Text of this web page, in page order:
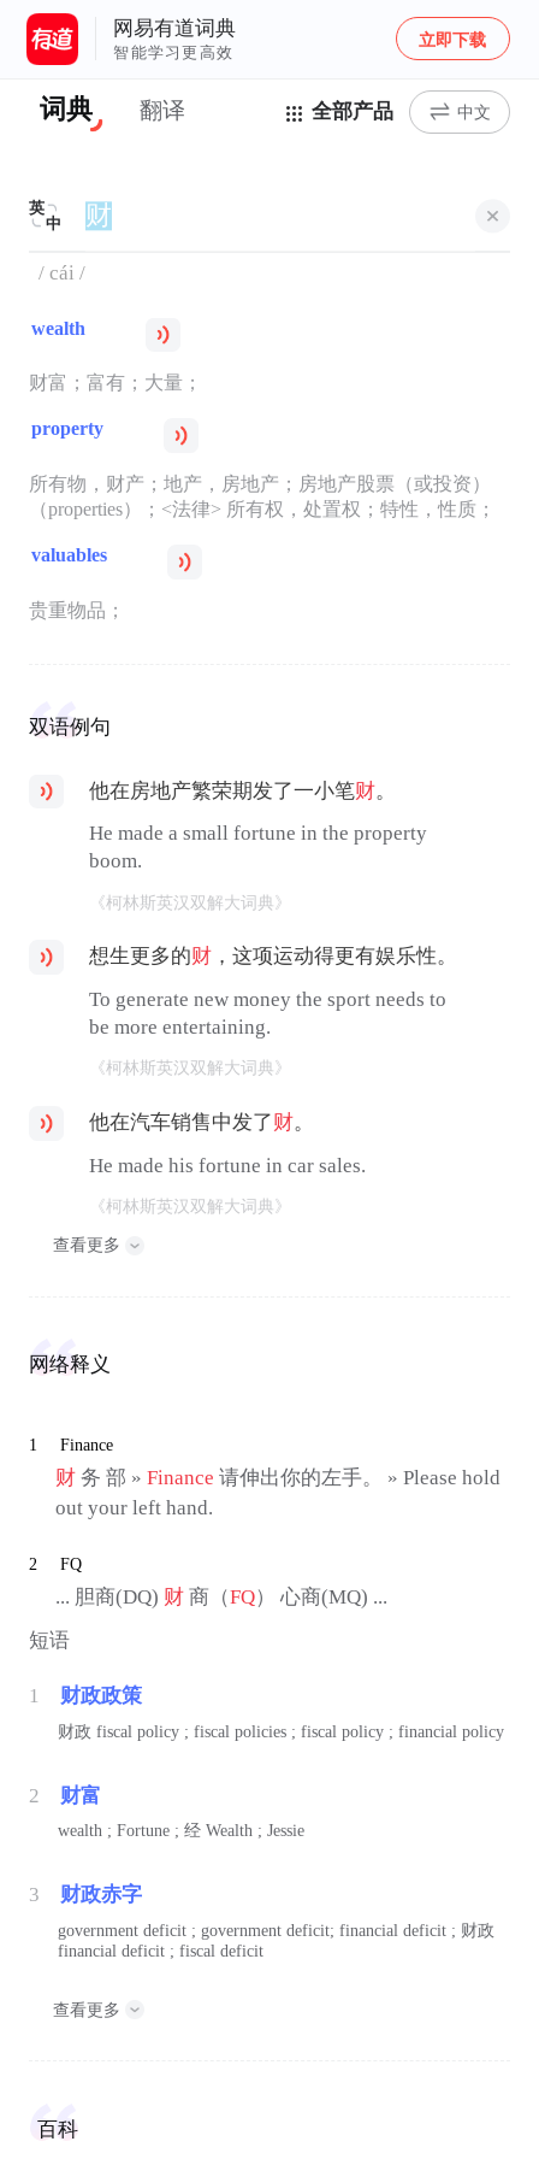
网易有道词典
智能学习更高效
立即下载
词典 翻译 全部产品 中文
英
中
/ cái /
wealth
财富；富有；大量；
property
所有物，财产；地产，房地产；房地产股票（或投资）
（properties）；<法律> 所有权，处置权；特性，性质；
valuables
贵重物品；
双语例句
他在房地产繁荣期发了一小笔财。
He made a small fortune in the property
boom.
《柯林斯英汉双解大词典》
想生更多的财 ，这项运动得更有娱乐性。
To generate new money the sport needs to
be more entertaining.
《柯林斯英汉双解大词典》
他在汽车销售中发了财。
He made his fortune in car sales.
《柯林斯英汉双解大词典》
查看更多
网络释义
1 Finance
财务 部 » Finance 请伸出你的左手。 » Please hold
out your left hand.
2 FQ
... 胆商(DQ) 财商（FQ） 心商(MQ) ...
短语
1 财政政策
财政 fiscal policy ; fiscal policies ; fiscal policy ; financial policy
2 财富
wealth ; Fortune ; 经 Wealth ; Jessie
3 财政赤字
government deficit ; government deficit; financial deficit ; 财政
financial deficit ; fiscal deficit
查看更多
百科